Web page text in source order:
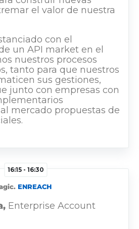
el valor de nuestra
con el
un API market en el
nuestros procesos
tanto para que nuestros
sus gestiones,
junto con empresas con
mercado propuestas de
16:15 - 16:30
ENREACH
Enterprise Account